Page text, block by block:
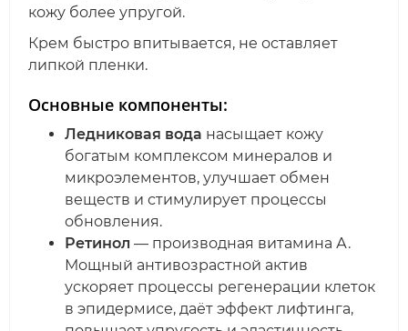
кожу более упругой.
Крем быстро впитывается, не оставляет
липкой пленки.
Основные компоненты:
Ледниковая вода насыщает кожу
богатым комплексом минералов и
микроэлементов, улучшает обмен
веществ и стимулирует процессы
обновления.
Ретинол — производная витамина А.
Мощный антивозрастной актив
ускоряет процессы регенерации клеток
в эпидермисе, даёт эффект лифтинга,